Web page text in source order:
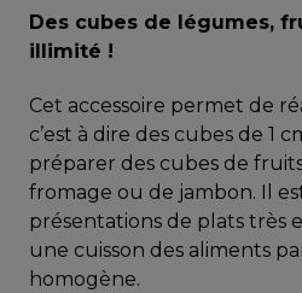
Des cubes de légumes,
illimité !
Cet accessoire permet de
c’est à dire des cubes de 1
préparer des cubes de
fromage ou de jambon. Il
présentations de plats très
une cuisson des aliments
homogène.